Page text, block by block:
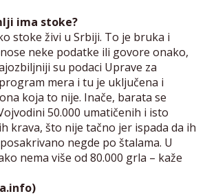
ima stoke?
stoke živi u Srbiji. To je bruka i
neke podatke ili govore onako,
su podaci Uprave za
mera i tu je uključena i
koja to nije. Inače, barata se
50.000 umatičenih i isto
krava, što nije tačno jer ispada da ih
negde po štalama. U
nema više od 80.000 grla – kaže